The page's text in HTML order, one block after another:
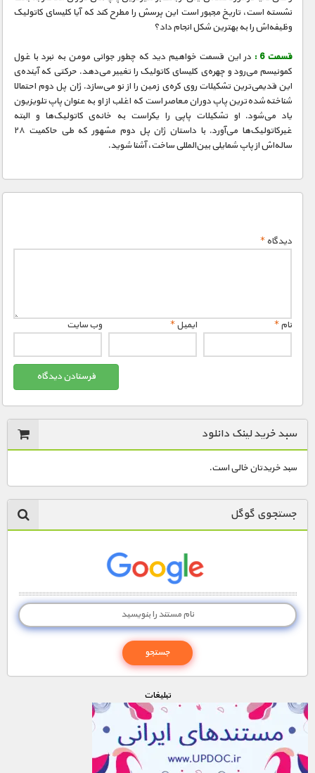
نشسته است، تاریخ مجبور است این پرسش را مطرح کند که آیا کلیسای کاتولیک
وظیفه‌اش را به بهترین شکل انجام داد؟
قسمت 6 :
در این قسمت خواهیم دید که چطور جوانی مومن به نبرد با غول
کمونیسم می‌رود و چهره‌ی کلیسای کاتولیک را تغییر می‌دهد. حرکتی که آینده‌ی
این قدیمی‌ترین تشکیلات روی کره‌ی زمین را از نو می‌سازد. ژان پل دوم احتمالا
شناخته‌شده‌ترین پاپ دوران معاصر است که اغلب از او به عنوان پاپ تلویزیون
یاد می‌شود. او تشکیلات پاپی را یکراست به خانه‌ی کاتولیک‌ها و البته
غیرکاتولیک‌ها می‌آورد. با داستان ژان پل دوم مشهور که طی حاکمیت ۲۸
ساله‌اش از پاپ شمایلی بین‌المللی ساخت، آشنا شوید.
دیدگاه*
نام* ایمیل* وب‌ سایت
سبد خرید لینک دانلود
سبد خریدتان خالی است.
جستجوی گوگل
تبليغات